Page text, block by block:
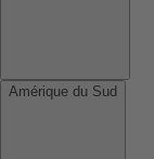
Amérique du Sud